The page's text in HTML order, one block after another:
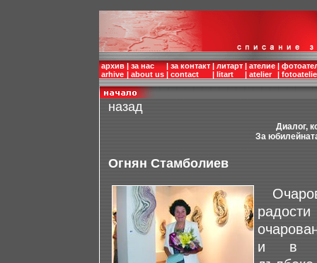
архив
arhive
|
|
за нас
about us
|
|
за контакт
contact
|
|
литарт
litart
|
|
ателие
atelier
|
|
назад
Диалог,
За
Огнян Стамболиев
и в